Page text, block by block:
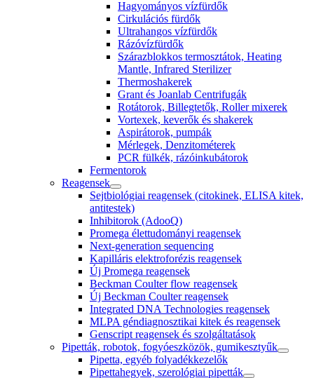
Hagyományos vízfürdők
Cirkulációs fürdők
Ultrahangos vízfürdők
Rázóvízfürdők
Szárazblokkos termosztátok, Heating
Mantle, Infrared Sterilizer
Thermoshakerek
Grant és Joanlab Centrifugák
Rotátorok, Billegtetők, Roller mixerek
Vortexek, keverők és shakerek
Aspirátorok, pumpák
Mérlegek, Denzitométerek
PCR fülkék, rázóinkubátorok
Fermentorok
Reagensek
Sejtbiológiai reagensek (citokinek, ELISA kitek,
antitestek)
Inhibitorok (AdooQ)
Promega élettudományi reagensek
Next-generation sequencing
Kapilláris elektroforézis reagensek
Új Promega reagensek
Beckman Coulter flow reagensek
Új Beckman Coulter reagensek
Integrated DNA Technologies reagensek
MLPA géndiagnosztikai kitek és reagensek
Genscript reagensek és szolgáltatások
Pipetták, robotok, fogyóeszközök, gumikesztyűk
Pipetta, egyéb folyadékkezelők
Pipettahegyek, szerológiai pipetták